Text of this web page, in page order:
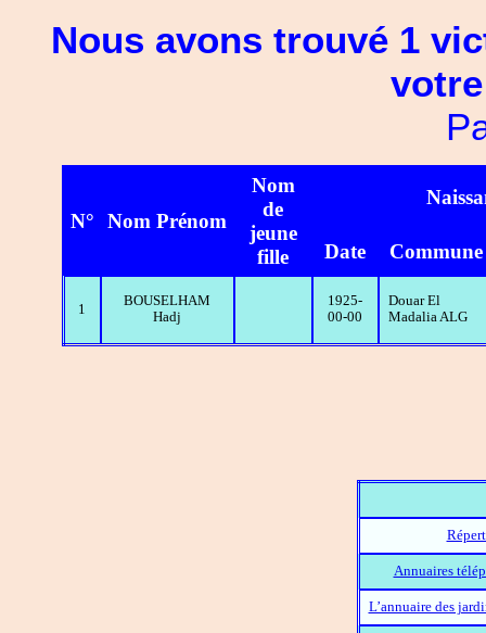
Nous avons trouvé 1
N° Nom Prénom
Nom
de
jeune
fille
Date Commune
1
BOUSELHAM
Hadj
1925-
00-00
Douar El
Madalia ALG
Annuaires
L’annuaire des